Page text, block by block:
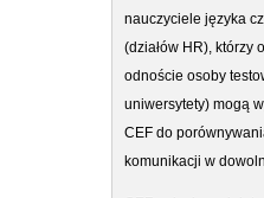
nauczyciele języka
(działów HR), którzy
odnoście osoby
uniwersytety) mogą
CEF do
komunikacji w